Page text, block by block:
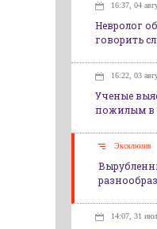
16:37, 04
Невролог
говорить
16:22, 03
Ученые
пожилым в
Эксклюзив
14:07, 31